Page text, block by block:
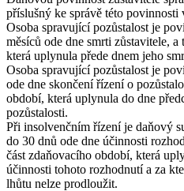
příslušný ke správě této povinnosti
Osoba spravující pozůstalost je
měsíců ode dne smrti zůstavitele,
která uplynula přede dnem jeho
Osoba spravující pozůstalost je
ode dne skončení řízení o
období, která uplynula do dne
pozůstalosti.
Při insolvenčním řízení je daňový
do 30 dnů ode dne účinnosti
část zdaňovacího období, která
účinnosti tohoto rozhodnutí a za
lhůtu nelze prodloužit.